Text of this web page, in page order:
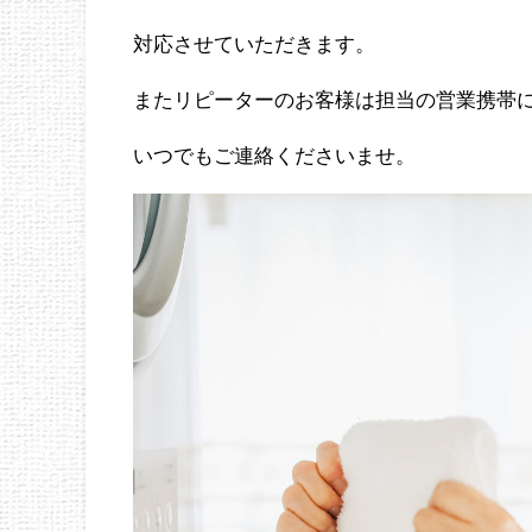
対応させていただきます。
またリピーターのお客様は担当の営業携帯
いつでもご連絡くださいませ。